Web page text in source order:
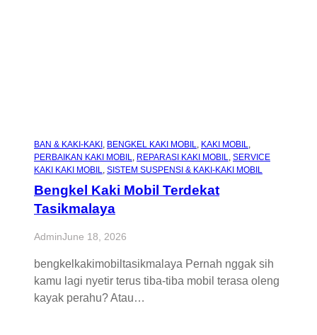
BAN & KAKI-KAKI , BENGKEL KAKI MOBIL, KAKI MOBIL
PERBAIKAN KAKI MOBIL, REPARASI KAKI MOBIL, SERVICE
KAKI KAKI MOBIL, SISTEM SUSPENSI & KAKI-KAKI MOBIL
Bengkel Kaki Mobil Terdekat
Tasikmalaya
AdminJune 18, 2026
bengkelkakimobiltasikmalaya Pernah nggak sih
kamu lagi nyetir terus tiba-tiba mobil terasa oleng
kayak perahu? Atau…